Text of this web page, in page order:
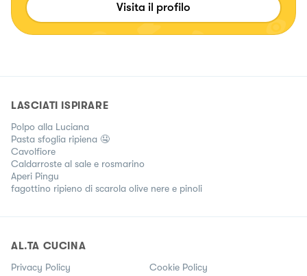
Visita il profilo
LASCIATI ISPIRARE
Polpo alla Luciana
Pasta sfoglia ripiena 🤤
Cavolfiore
Caldarroste al sale e rosmarino
Aperi Pingu
fagottino ripieno di scarola olive nere e pinoli
AL.TA CUCINA
Privacy Policy
Cookie Policy